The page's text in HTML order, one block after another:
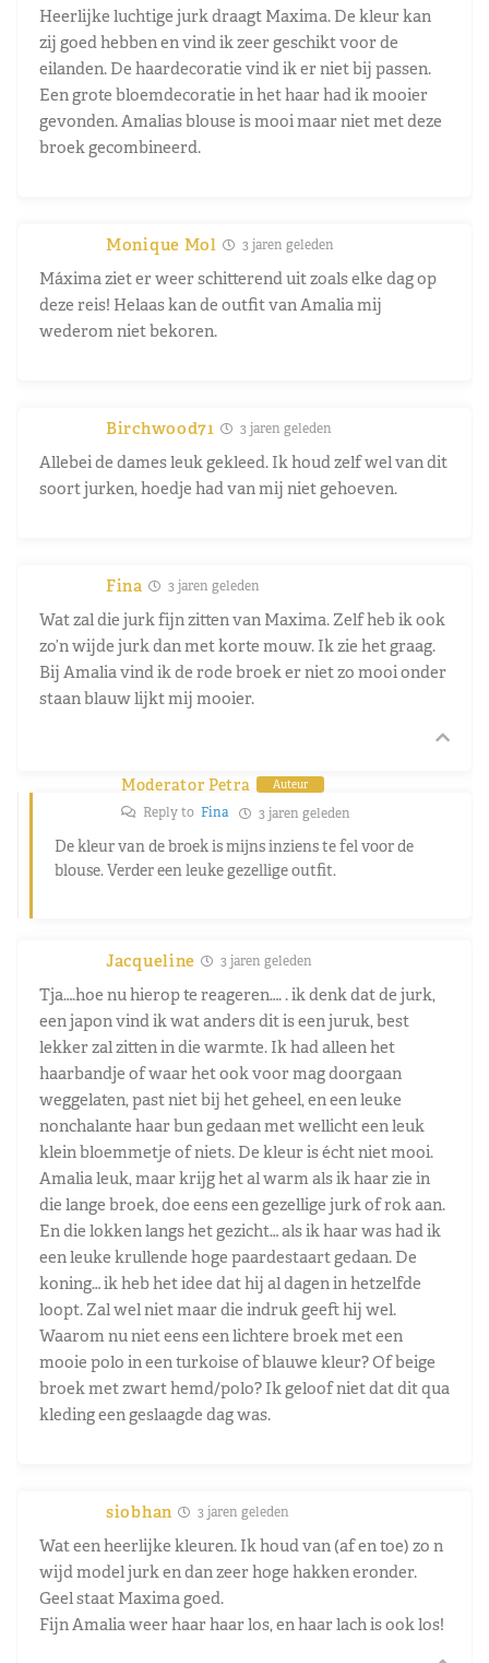
Heerlijke luchtige jurk draagt Maxima. De kleur kan
zij goed hebben en vind ik zeer geschikt voor de
eilanden. De haardecoratie vind ik er niet bij passen.
Een grote bloemdecoratie in het haar had ik mooier
gevonden. Amalias blouse is mooi maar niet met deze
broek gecombineerd.
Monique Mol 3 jaren geleden
Máxima ziet er weer schitterend uit zoals elke dag op
deze reis! Helaas kan de outfit van Amalia mij
wederom niet bekoren.
Birchwood71 3 jaren geleden
Allebei de dames leuk gekleed. Ik houd zelf wel van dit
soort jurken, hoedje had van mij niet gehoeven.
Fina 3 jaren geleden
Wat zal die jurk fijn zitten van Maxima. Zelf heb ik ook
zo’n wijde jurk dan met korte mouw. Ik zie het graag.
Bij Amalia vind ik de rode broek er niet zo mooi onder
staan blauw lijkt mij mooier.
Moderator Petra Auteur
Reply to Fina 3 jaren geleden
De kleur van de broek is mijns inziens te fel voor de
blouse. Verder een leuke gezellige outfit.
Jacqueline 3 jaren geleden
Tja….hoe nu hierop te reageren…. . ik denk dat de jurk,
een japon vind ik wat anders dit is een juruk, best
lekker zal zitten in die warmte. Ik had alleen het
haarbandje of waar het ook voor mag doorgaan
weggelaten, past niet bij het geheel, en een leuke
nonchalante haar bun gedaan met wellicht een leuk
klein bloemmetje of niets. De kleur is écht niet mooi.
Amalia leuk, maar krijg het al warm als ik haar zie in
die lange broek, doe eens een gezellige jurk of rok aan.
En die lokken langs het gezicht… als ik haar was had ik
een leuke krullende hoge paardestaart gedaan. De
koning… ik heb het idee dat hij al dagen in hetzelfde
loopt. Zal wel niet maar die indruk geeft hij wel.
Waarom nu niet eens een lichtere broek met een
mooie polo in een turkoise of blauwe kleur? Of beige
broek met zwart hemd/polo? Ik geloof niet dat dit qua
kleding een geslaagde dag was.
siobhan 3 jaren geleden
Wat een heerlijke kleuren. Ik houd van (af en toe) zo n
wijd model jurk en dan zeer hoge hakken eronder.
Geel staat Maxima goed.
Fijn Amalia weer haar haar los, en haar lach is ook los!